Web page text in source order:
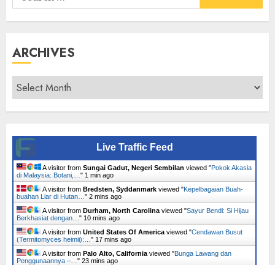
for:
ARCHIVES
Archives
Live Traffic Feed
A visitor from Sungai Gadut, Negeri Sembilan viewed "Pokok Akasia
di Malaysia: Botani,… " 1 min ago
A visitor from Bredsten, Syddanmark viewed "Kepelbagaian Buah-
buahan Liar di Hutan… " 2 mins ago
A visitor from Durham, North Carolina viewed "Sayur Bendi: Si Hijau
Berkhasiat dengan… " 10 mins ago
A visitor from United States Of America viewed "Cendawan Busut
(Termitomyces heimii):… " 17 mins ago
A visitor from Palo Alto, California viewed "Bunga Lawang dan
Penggunaannya –… " 23 mins ago